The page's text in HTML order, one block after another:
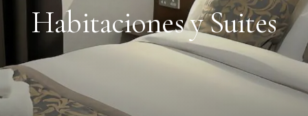
Habitaciones y Suites